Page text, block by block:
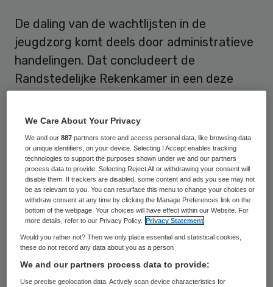
De daling van de wachtlijsten in de
jeugdzorg komt deels door administratieve
handelingen. Dat concludeert de
Randstedelijke Rekenkamer in een deze
jeugdzorg in Noord-Holland, Zuid-Holland,
Utrecht en Flevoland.
Afname wachtlijsten
Minister André Rouvoet van Jeugd en Gezin
en de provincies in Nederland hebben in
2008 afgesproken het aantal kinderen dat
langer dan negen weken op hulp moet
wachten terug te dringen. De wachtlijsten
We Care About Your Privacy
We and our887 partners store and access personal data, like browsing data
or unique identifiers, on your device. Selecting I Accept enables tracking
technologies to support the purposes shown under we and our partners
process data to provide. Selecting Reject All or withdrawing your consent will
disable them. If trackers are disabled, some content and ads you see may not
be as relevant to you. You can resurface this menu to change your choices or
withdraw consent at any time by clicking the Manage Preferences link on the
bottom of the webpage. Your choices will have effect within our Website. For
more details, refer to our Privacy Policy.
Privacy Statement
Would you rather not? Then we only place essential and statistical cookies,
these do not record any data about you as a person
We and our partners process data to provide:
Use precise geolocation data. Actively scan device characteristics for